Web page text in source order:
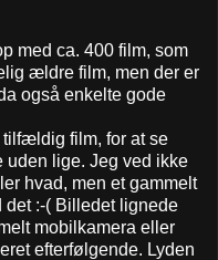
med ca. 400 film, som
ældre film, men der er
også enkelte gode
tilfældig film, for at se
uden lige. Jeg ved ikke
hvad, men et gammelt
:-( Billedet lignede
mobilkamera eller
efterfølgende. Lyden